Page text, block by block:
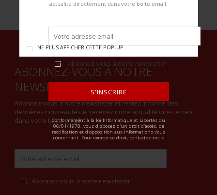
actualité directement dans votre boite email.
Abonnez-vous à notre newsletter
S'INSCRIRE
ALTERNATIVE:
Conformément à la loi Informatique et Libertés du
06/01/1978, vous disposez d'un droit d'accès, de
rectification et d'opposition aux informations vous
concernant. Pour exercer ce droit, contactez-nous
NE PLUS AFFICHER CETTE POP-UP
ABONNEZ-VOUS À NOTRE
NEWSLETTER
Abonnez-vous à notre newsletter et restez informé des
dernières nouveautés et recevez notre actualité directement
dans votre boite email.
Abonnez-vous à notre newsletter